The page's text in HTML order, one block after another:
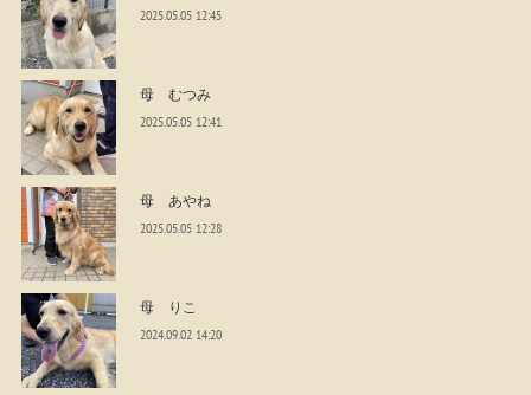
2025.05.05 12:45
母 むつみ
2025.05.05 12:41
母 あやね
2025.05.05 12:28
母 りこ
2024.09.02 14:20